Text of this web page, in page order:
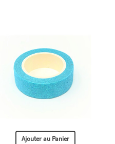
Ajouter au Panier